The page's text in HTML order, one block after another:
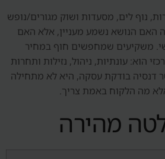
נוף לים, מסעדות ושוק מגורים/נופש
האם הנושא נשמע מעניין, אלא האם
משקיעים שמחפשים חוף במחיר
הוא: עונתיות, ניהול, נזילות ותחרות
דנסיה בודקת עסקה, היא לא מתחילה
מה הלקוח באמת צריך.
מהירה